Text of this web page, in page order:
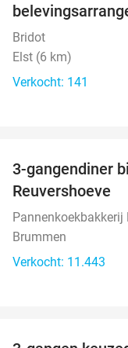
Bridot
Elst (6 km)
Verkocht: 141
3-gangendiner
Reuvershoeve
Pannenkoekbakkerij
Brummen
Verkocht: 11.443